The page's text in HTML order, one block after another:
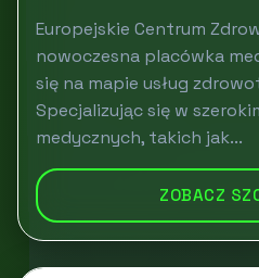
Europejskie Centrum
nowoczesna placówka
się na mapie usług
Specjalizując się w
medycznych, takich jak...
ZOBACZ